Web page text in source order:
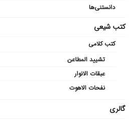
دانستنی‌ها
کتب شیعی
کتب کلامی
تشیید المطاعن
عبقات الانوار
نفحات الاهوت
گالری